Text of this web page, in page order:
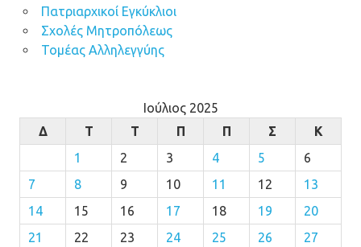
Πατριαρχικοί Εγκύκλιοι
Σχολές Μητροπόλεως
Τομέας Αλληλεγγύης
Ιούλιος 2025
Δ
Τ Τ Π Π Σ
Κ
1
2 3 4 5
6
7
8 9 10 11 12
13
14
15 16 17 18 19
20
21
22 23 24 25 26 27